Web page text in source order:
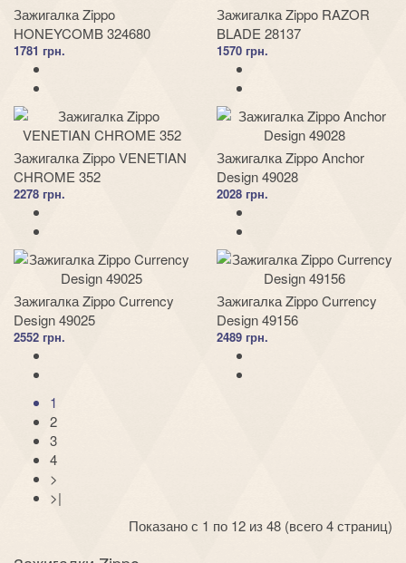
Зажигалка Zippo
HONEYCOMB 324680
1781 грн.
Зажигалка Zippo RAZOR
BLADE 28137
1570 грн.
Зажигалка Zippo VENETIAN
CHROME 352
2278 грн.
Зажигалка Zippo Anchor
Design 49028
2028 грн.
Зажигалка Zippo Currency
Design 49025
2552 грн.
Зажигалка Zippo Currency
Design 49156
2489 грн.
1
2
3
4
>
>|
Показано с 1 по 12 из 48 (всего 4 страниц)